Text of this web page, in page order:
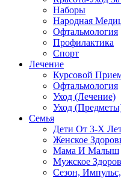
Наборы
Народная
Офтальмология
Профилактика
Спорт
Лечение
Курсовой
Офтальмология
Уход (Лечение)
Уход
Семья
Дети От 3-Х
Женское
Мама И Малыш
Мужское
Сезон,